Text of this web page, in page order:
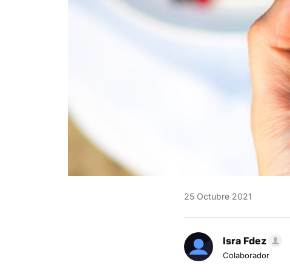
25 Octubre 2021
Isra Fdez
Colaborador